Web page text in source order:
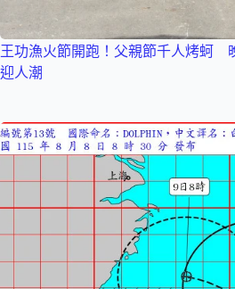
王功漁火節開跑！父親節千人烤蚵
迎人潮